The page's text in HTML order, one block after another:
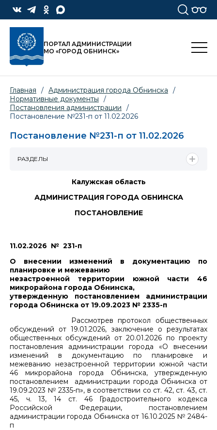
ПОРТАЛ АДМИНИСТРАЦИИ
МО «ГОРОД ОБНИНСК»
Главная / Администрация города Обнинска
/
Нормативные документы
/
Постановления администрации
/
Постановление №231-п от 11.02.2026
Постановление №231-п от 11.02.2026
Калужская область
АДМИНИСТРАЦИЯ ГОРОДА ОБНИНСКА
ПОСТАНОВЛЕНИЕ
11.02.2026 № 231-п
О внесении изменений в документацию по
планировке и межеванию
незастроенной территории южной части 46
микрорайона города Обнинска,
утвержденную постановлением администрации
города Обнинска от 19.09.2023 № 2335-п
Рассмотрев протокол общественных
обсуждений от 19.01.2026, заключение о результатах
общественных обсуждений от 20.01.2026 по проекту
постановления администрации города «О внесении
изменений в документацию по планировке и
межеванию незастроенной территории южной части
46 микрорайона города Обнинска, утвержденную
постановлением администрации города Обнинска от
19.09.2023 № 2335-п», в соответствии со ст. 42, ст. 43, ст.
45, ч. 13, 14 ст. 46 Градостроительного кодекса
Российской Федерации, постановлением
администрации города Обнинска от 16.10.2025 № 2484-
п
РАЗДЕЛЫ